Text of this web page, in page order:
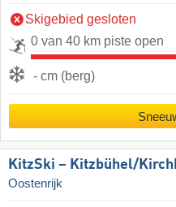
Skigebied gesloten
0 van 40 km piste open
- cm (berg)
KitzSki – Kitzbühel/​
Oostenrijk